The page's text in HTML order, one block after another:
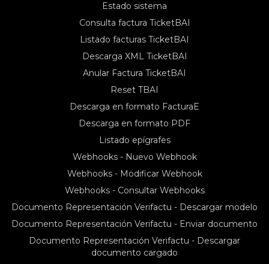
Estado sistema
Consulta factura TicketBAI
Listado facturas TicketBAI
Descarga XML TicketBAI
Anular Factura TicketBAI
Reset TBAI
Descarga en formato FacturaE
Descarga en formato PDF
Listado epígrafes
Webhooks - Nuevo Webhook
Webhooks - Modificar Webhook
Webhooks - Consultar Webhooks
Documento Representación Verifactu - Descargar modelo
Documento Representación Verifactu - Enviar documento
Documento Representación Verifactu - Descargar
documento cargado